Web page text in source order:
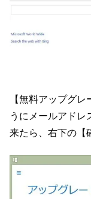
【無料アップグ
うにメールアドレ
来たら、右下の【